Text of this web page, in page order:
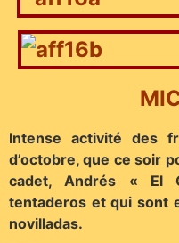
Intense activité des
d’octobre, que ce soir
cadet, Andrés « El
tentaderos et qui sont
novilladas.